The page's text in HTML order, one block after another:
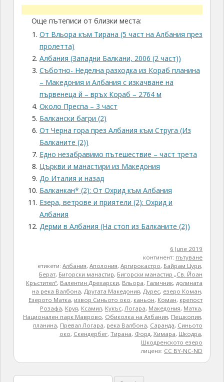
Още пътеписи от близки места:
От Вльора към Тирана (5 част на Албания през
пролетта)
Албания (Западни Балкани, 2006 (2 част))
Съботно- Неделна разходка из Кораб планина
– Македония и Албания с изкачване на
първенеца й – връх Кораб – 2764 м
Около Преспа – 3 част
Балкански багри (2)
От Черна гора през Албания към Струга (Из
Балканите (2))
Едно незабравимо пътешествие – част трета
Църкви и манастири из Македония
До Италия и назад
Балканкан* (2): От Охрид към Албания
Езера, ветрове и приятели (2): Охрид и
Албания
Дерми в Албания (На стоп из Балканите (2))
6 June 2019
континент: пътуване
етикети:Албания,Аполония,Аргирокастро, Байрам Цури,
Берат, Бигорски манастир, Бигорски манастир „Св. Йоан
Кръстител“, Валентин Дрехарски, Вльора, Галичник,долината
на река Валбона,Другата Македония,Дурес, езеро Коман,
Езерото Матка, извор Синьото око, каньон, Коман, крепост
Розафа, Круя, Ксамил, Кукъс,Логара, Македония, Матка,
Национален парк Маврово, Обиколка на Албания, Пешкопия,
планина, Превал Логара, река Валбона, Саранда, Синьото
око, Скендербег,Тирана, Форд,Химара, Шкодра,
Шкодренското езеро
лиценз: CC BY-NC-ND